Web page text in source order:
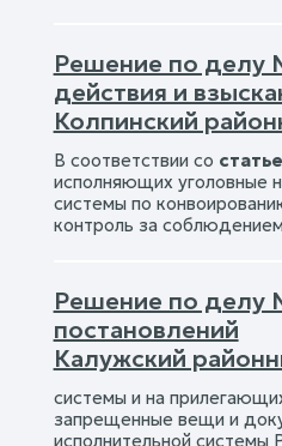
Решение по делу
действия и
Колпинский
В соответствии со
исполняющих уголовные
системы по
контроль за
Решение по делу
постановлений
Калужский
системы и на
запрещенные вещи и
исполнительной системы